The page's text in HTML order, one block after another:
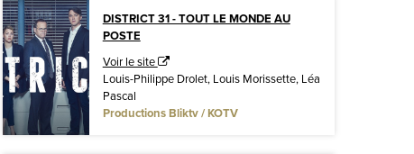
DISTRICT 31 - TOUT LE MONDE AU
POSTE
Voir le site
Louis-Philippe Drolet, Louis Morissette, Léa
Pascal
Productions Bliktv / KOTV